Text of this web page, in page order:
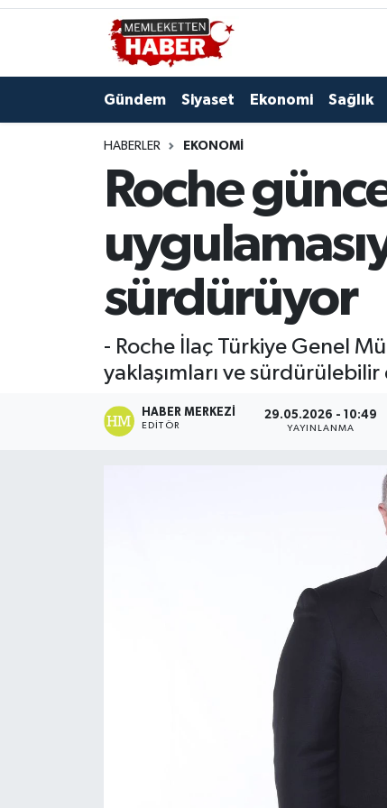
Gündem Siyaset Ekonomi Sağlık
HABERLER EKONOMI
Roche
sürdürüyor
- Roche İlaç Türkiye Genel
yaklaşımları ve
HABER MERKEZI
EDITÖR
29.05.2026 - 10:49
YAYINLANMA